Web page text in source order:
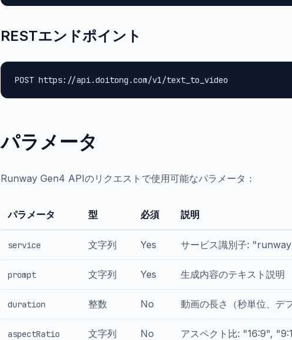
RESTエンドポイント
POST https://api.doitong.com/v1/text_to_video
パラメータ
Runway Gen4 APIのリクエストで使用可能なパラメータ：
パラメータ 型 必須 説明
service 文字列 Yes サービス識別子:
prompt 文字列 Yes 生成内容のテキスト説明
duration 整数 No 動画の長さ（秒単位、デ
aspectRatio 文字列 No アスペクト比: "16:9",